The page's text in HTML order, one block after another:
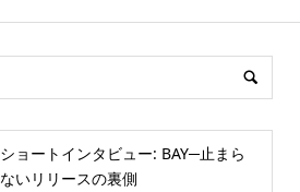
ショートインタビュー: BAY─止まら
ないリリースの裏側